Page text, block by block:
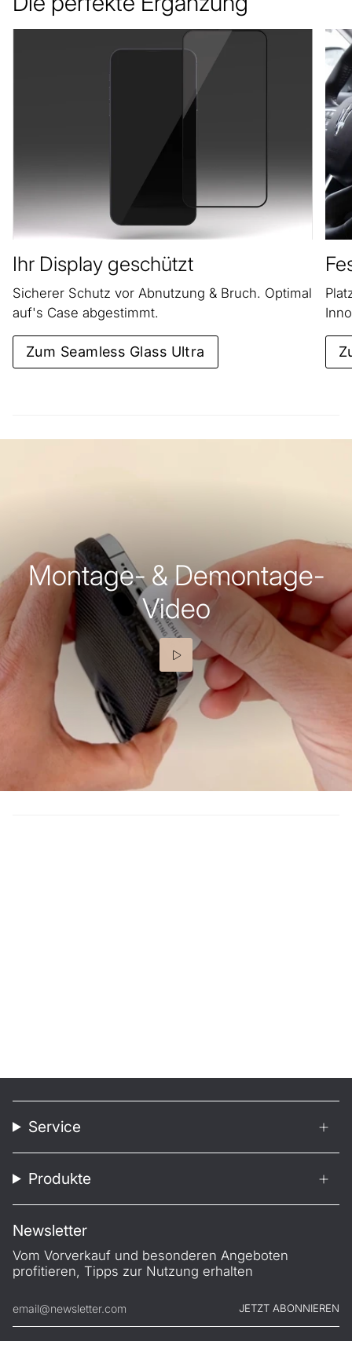
Ihr Display geschützt
Sicherer Schutz vor Abnutzung & Bruch. Optimal
auf's Case abgestimmt.
Zum Seamless Glass Ultra
Montage- & Demontage-
Video
Service
Produkte
Newsletter
Vom Vorverkauf und besonderen Angeboten
profitieren, Tipps zur Nutzung erhalten
JETZT ABONNIEREN